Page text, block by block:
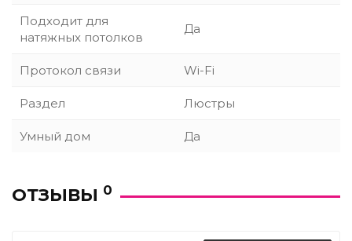
Подходит для
натяжных потолков
Да
Протокол связи Wi-Fi
Раздел Люстры
Умный дом Да
ОТЗЫВЫ 0